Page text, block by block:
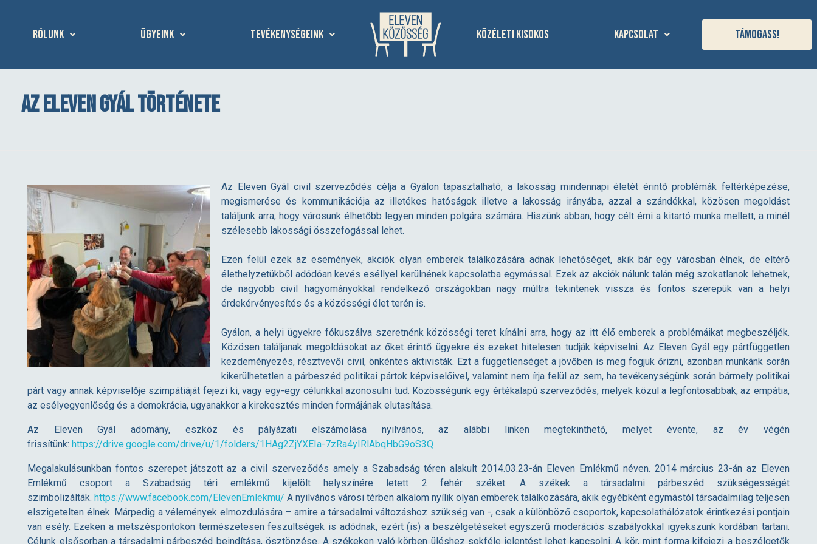
Rólunk Ügyeink Tevékenységeink Közéleti kisokos Kapcsolat Támogass!
Az Eleven Gyál története
z
E
e
v
e
n
G
y
á
Az Eleven Gyál civil szerveződés célja a Gyálon tapasztalható, a lakosság mindennapi életét érintő problémák feltérképezése,
megismerése és kommunikációja az illetékes hatóságok illetve a lakosság irányába, azzal a szándékkal, közösen megoldást
találjunk arra, hogy városunk élhetőbb legyen minden polgára számára. Hiszünk abban, hogy célt érni a kitartó munka mellett, a minél
szélesebb lakossági összefogással lehet.
Ezen felül ezek az események, akciók olyan emberek találkozására adnak lehetőséget, akik bár egy városban élnek, de eltérő
élethelyzetükből adódóan kevés eséllyel kerülnének kapcsolatba egymással. Ezek az akciók nálunk talán még szokatlanok lehetnek,
de nagyobb civil hagyományokkal rendelkező országokban nagy múltra tekintenek vissza és fontos szerepük van a helyi
érdekérvényesítés és a közösségi élet terén is.
Gyálon, a helyi ügyekre fókuszálva szeretnénk közösségi teret kínálni arra, hogy az itt élő emberek a problémáikat megbeszéljék.
Közösen találjanak megoldásokat az őket érintő ügyekre és ezeket hitelesen tudják képviselni. Az Eleven Gyál egy pártfüggetlen
kezdeményezés, résztvevői civil, önkéntes aktivisták. Ezt a függetlenséget a jövőben is meg fogjuk őrizni, azonban munkánk során
kikerülhetetlen a párbeszéd politikai pártok képviselőivel, valamint nem írja felül az sem, ha tevékenységünk során bármely politikai
párt vagy annak képviselője szimpátiáját fejezi ki, vagy egy-egy célunkkal azonosulni tud. Közösségünk egy értékalapú szerveződés, melyek közül a legfontosabbak, az empátia,
az esélyegyenlőség és a demokrácia, ugyanakkor a kirekesztés minden formájának elutasítása.
Az Eleven Gyál adomány, eszköz és pályázati elszámolása nyilvános, az alábbi linken megtekinthető, melyet évente, az év végén
frissítünk: https://drive.google.com/drive/u/1/folders/1HAg2ZjYXEIa-7zRa4yIRlAbqHbG9oS3Q
Megalakulásunkban fontos szerepet játszott az a civil szerveződés amely a Szabadság téren alakult 2014.03.23-án Eleven Emlékmű néven. 2014 március 23-án az Eleven
Emlékmű csoport a Szabadság téri emlékmű kijelölt helyszínére letett 2 fehér széket. A székek a társadalmi párbeszéd szükségességét
szimbolizálták. https://www.facebook.com/ElevenEmlekmu/ A nyilvános városi térben alkalom nyílik olyan emberek találkozására, akik egyébként egymástól társadalmilag teljesen
elszigetelten élnek. Márpedig a vélemények elmozdulására – amire a társadalmi változáshoz szükség van -, csak a különböző csoportok, kapcsolathálózatok érintkezési pontjain
van esély. Ezeken a metszéspontokon természetesen feszültségek is adódnak, ezért (is) a beszélgetéseket egyszerű moderációs szabályokkal igyekszünk kordában tartani.
Célunk elsősorban a társadalmi párbeszéd beindítása, ösztönzése. A székeken való körben üléshez sokféle jelentést lehet kapcsolni. A kör, mint forma kifejezi a beszélgetők